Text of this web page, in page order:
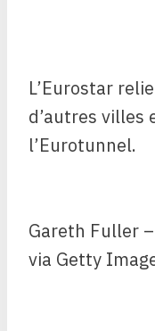
L’Eurostar
d’autres villes
l’Eurotunnel.
Gareth Fuller
via Getty